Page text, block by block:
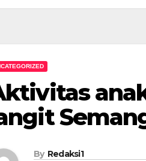
By Redaksi1